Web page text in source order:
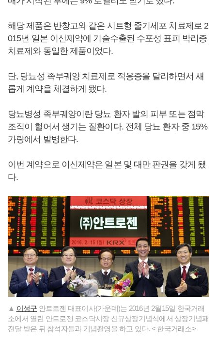
해당 제품은 반창고와 같은 시트형 줄기세포 치료제로 2
015년 일본 이신제약에 기술수출된 수포성 표피 박리증
치료제와 동일한 제품이었다.
단, 당뇨성 족부궤양 치료제로 적응증을 달리하면서 새
롭게 계약을 체결하게 됐다.
당뇨병성 족부궤양이란 당뇨 환자 발의 피부 또는 점막
조직이 헐어서 생기는 질환이다. 전체 당뇨 환자 중 15%
가량에서 발병한다.
이번 계약으로 이신제약은 일본 및 대만 판권을 갖게 됐
다.
▲ 이성구 안트로젠 대표이사(가운데)는 2016년 2월15일 한국거래
소에서 열린 안트로젠 코스닥시장 신규상장기념식에서 상장기념패
전달 받은 뒤 참석자들과 기념촬영을 하고 있다. < 한국거래소>